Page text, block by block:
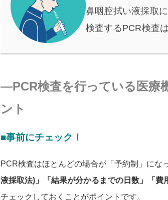
鼻咽腔拭い液採取
検査するPCR検査
―PCR検査を行っている医療
ント
■事前にチェック！
PCR検査はほとんどの場合が「予約制」にな
液採取法)」「結果が分かるまでの日数」「費
チェックしておくことがポイントです。